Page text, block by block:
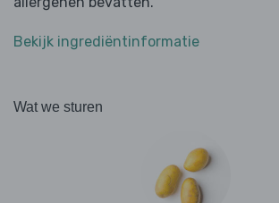
Bekijk ingrediëntinformatie
Wat we sturen